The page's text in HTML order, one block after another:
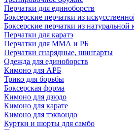
Перчатки для единоборств
Боксерские перчатки из
Боксерские перчатки из натуральной
Перчатки для каратэ
Перчатки для ММА и РБ
Перчатки снарядные, шингарты
Одежда для единоборств
Кимоно для АРБ
Трико для борьбы
Боксерская форма
Кимоно для дзюдо
Кимоно для карате
Кимоно для тэквондо
Куртки и шорты для самбо